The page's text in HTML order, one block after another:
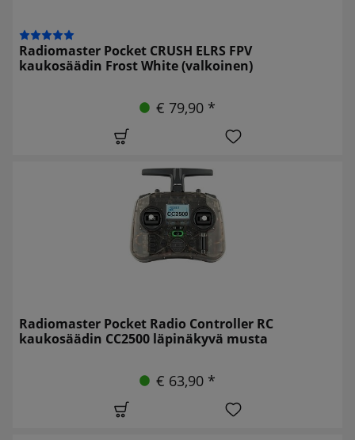
Radiomaster Pocket CRUSH ELRS FPV
kaukosäädin Frost White (valkoinen)
€ 79,90 *
Radiomaster Pocket Radio Controller RC
kaukosäädin CC2500 läpinäkyvä musta
€ 63,90 *